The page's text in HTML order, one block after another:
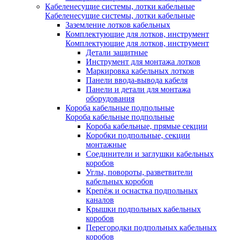
Кабеленесущие системы, лотки кабельные
Кабеленесущие системы, лотки кабельные
Заземление лотков кабельных
Комплектующие для лотков, инструмент
Комплектующие для лотков, инструмент
Детали защитные
Инструмент для монтажа лотков
Маркировка кабельных лотков
Панели ввода-вывода кабеля
Панели и детали для монтажа
оборудования
Короба кабельные подпольные
Короба кабельные подпольные
Короба кабельные, прямые секции
Коробки подпольные, секции
монтажные
Соединители и заглушки кабельных
коробов
Углы, повороты, разветвители
кабельных коробов
Крепёж и оснастка подпольных
каналов
Крышки подпольных кабельных
коробов
Перегородки подпольных кабельных
коробов